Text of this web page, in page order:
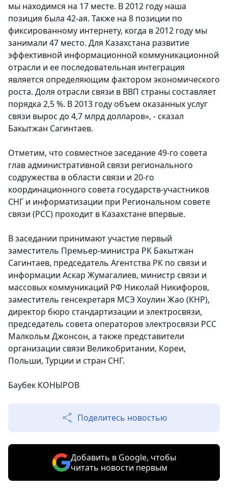
мы находимся на 17 месте. В 2012 году наша
позиция была 42-ая. Также на 8 позиции по
фиксированному интернету, когда в 2012 году мы
занимали 47 место. Для Казахстана развитие
эффективной информационной коммуникационной
отрасли и ее последовательная интеграция
является определяющим фактором экономического
роста. Доля отрасли связи в ВВП страны составляет
порядка 2,5 %. В 2013 году объем оказанных услуг
связи вырос до 4,7 млрд долларов», - сказал
Бакытжан Сагинтаев.
Отметим, что совместное заседание 49-го совета
глав административной связи регионального
содружества в области связи и 20-го
координационного совета государств-участников
СНГ и информатизации при Региональном совете
связи (РСС) проходит в Казахстане впервые.
В заседании принимают участие первый
заместитель Премьер-министра РК Бакытжан
Сагинтаев, председатель Агентства РК по связи и
информации Аскар Жумагалиев, министр связи и
массовых коммуникаций РФ Николай Никифоров,
заместитель генсекретаря МСЭ Хоулин Жао (КНР),
директор бюро стандартизации и электросвязи,
председатель совета операторов электросвязи РСС
Малкольм Джонсон, а также представители
организации связи Великобритании, Кореи,
Польши, Турции и стран СНГ.
Баубек КОНЫРОВ
Поделитесь новостью
Добавить в Google, чтобы
читать новости первым